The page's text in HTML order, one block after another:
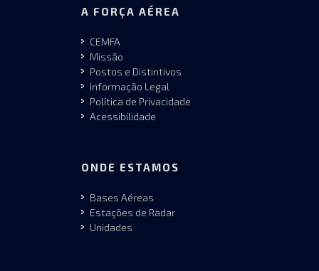
A FORÇA AÉREA
CEMFA
Missão
Postos e Distintivos
Informação Legal
Política de Privacidade
Acessibilidade
ONDE ESTAMOS
Bases Aéreas
Estações de Radar
Unidades